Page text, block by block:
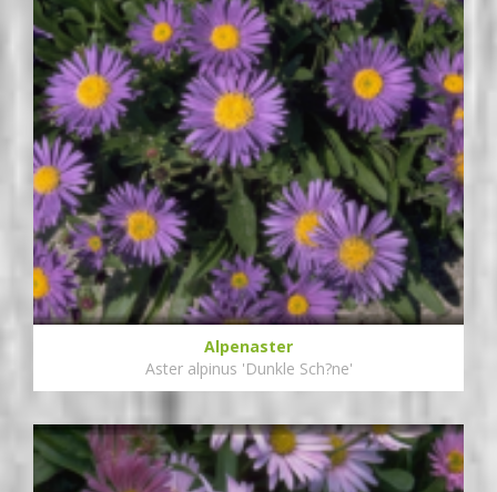
Alpenaster
Aster alpinus 'Dunkle Sch?ne'